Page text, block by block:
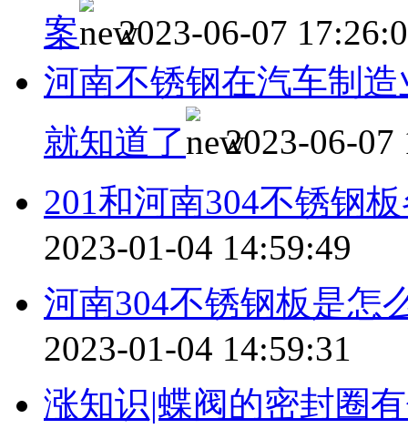
案
2023-06-07
河南不锈钢在汽车制
就知道了
2023-06-07
201和河南304不锈钢
2023-01-04 14:59:49
河南304不锈钢板是怎
2023-01-04 14:59:31
涨知识|蝶阀的密封圈